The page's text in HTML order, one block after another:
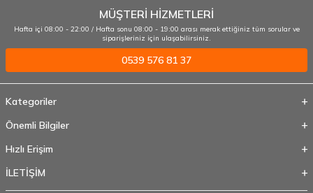
MÜŞTERİ HİZMETLERİ
Hafta içi 08:00 - 22:00 / Hafta sonu 08:00 - 19:00 arası merak ettiğiniz tüm sorular ve
siparişleriniz için ulaşabilirsiniz.
0539 576 81 37
Kategoriler
Önemli Bilgiler
Hızlı Erişim
İLETİŞİM